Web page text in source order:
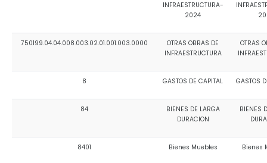
INFRAESTRUCTURA-
2024
750199.04.04.008.003.02.01.001.003.0000
OTRAS OBRAS DE
INFRAESTRUCTURA
OTRAS
8 GASTOS DE CAPITAL GASTOS
84
BIENES DE LARGA
DURACION
BIENES
8401 Bienes Muebles Bienes